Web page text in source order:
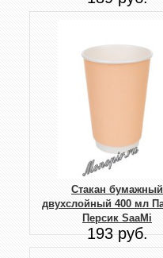
Стакан бумажный
двухслойный 400 мл
Персик SaaMi
193 руб.